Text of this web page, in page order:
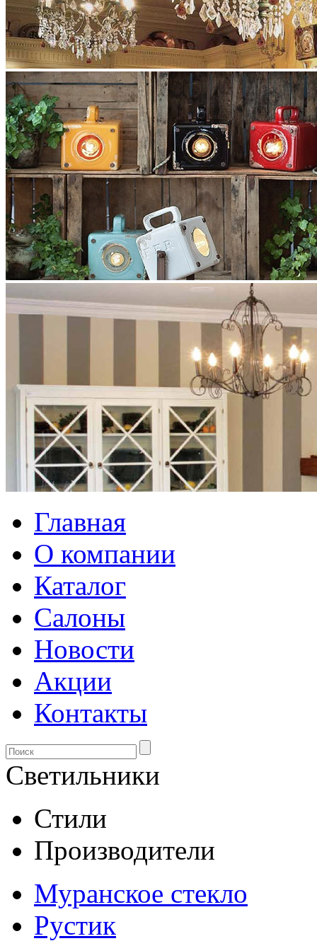
Главная
О компании
Каталог
Салоны
Новости
Акции
Контакты
Светильники
Стили
Производители
Муранское стекло
Рустик